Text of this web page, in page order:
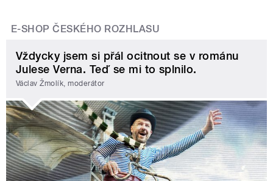
E-SHOP ČESKÉHO ROZHLASU
Vždycky jsem si přál ocitnout se v románu
Julese Verna. Teď se mi to splnilo.
Václav Žmolík, moderátor